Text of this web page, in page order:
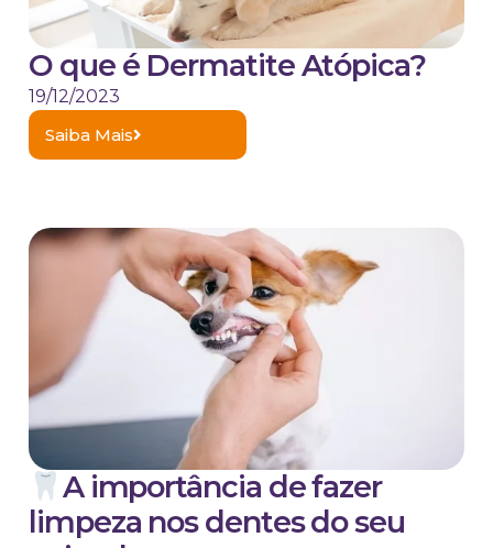
O que é Dermatite Atópica?
19/12/2023
Saiba Mais
A importância de fazer
limpeza nos dentes do seu